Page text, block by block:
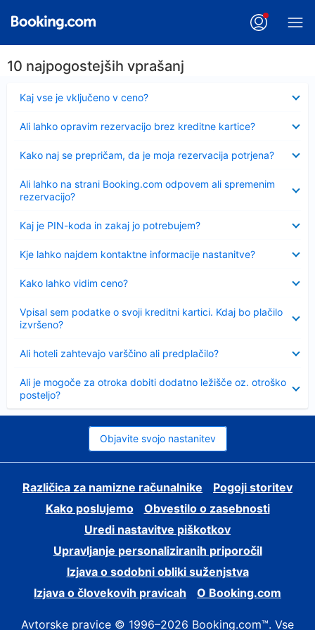
10 najpogostejših vprašanj
Kaj vse je vključeno v ceno?
Ali lahko opravim rezervacijo brez kreditne kartice?
Kako naj se prepričam, da je moja rezervacija potrjena?
Ali lahko na strani Booking.com odpovem ali spremenim
rezervacijo?
Kaj je PIN-koda in zakaj jo potrebujem?
Kje lahko najdem kontaktne informacije nastanitve?
Kako lahko vidim ceno?
Vpisal sem podatke o svoji kreditni kartici. Kdaj bo plačilo
izvršeno?
Ali hoteli zahtevajo varščino ali predplačilo?
Ali je mogoče za otroka dobiti dodatno ležišče oz. otroško
posteljo?
Objavite svojo nastanitev
Različica za namizne računalnike
Pogoji storitev
Kako poslujemo
Obvestilo o zasebnosti
Uredi nastavitve piškotkov
Upravljanje personaliziranih priporočil
Izjava o sodobni obliki suženjstva
Izjava o človekovih pravicah
O Booking.com
Avtorske pravice © 1996–2026 Booking.com™. Vse